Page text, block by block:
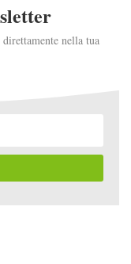
direttamente nella tua